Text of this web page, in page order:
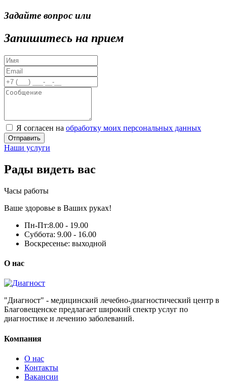
Задайте вопрос или
Запишитесь на прием
Я согласен на обработку моих персональных данных
Отправить
Наши услуги
Рады видеть вас
Часы работы
Ваше здоровье в Ваших руках!
Пн-Пт:8.00 - 19.00
Суббота: 9.00 - 16.00
Воскресенье: выходной
О нас
"Диагност" - медицинский лечебно-диагностический центр в
Благовещенске предлагает широкий спектр услуг по
диагностике и лечению заболеваний.
Компания
О нас
Контакты
Вакансии